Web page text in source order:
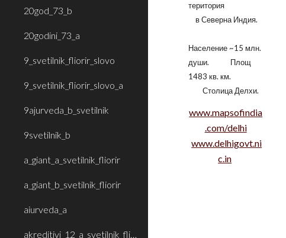
20god_73_b
20godini_73_a
9_svetilnik_fliorir_slovo
9_svetilnik_fliorir_slovo_a
9ajurveda_b_svetilnik
9svetilnik_b
a_giant_a_svetilnik_fliorir
a_giant_b_svetilnik_fliorir
aiurveda_a
akreditivi_12_a_svetilnik_fliorir
територия
в Северна Индия.
Население ~15 млн.
души. Площ
1483 кв. км.
Столица Делхи.
www.mapsofindia
.com/delhi
www.delhigovt.ni
c.in